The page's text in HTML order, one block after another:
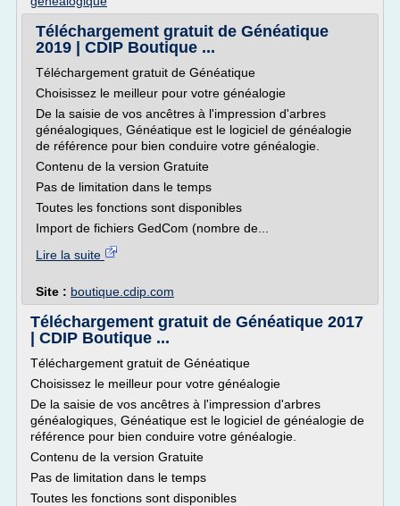
Téléchargement gratuit de Généatique
2019 | CDIP Boutique ...
Téléchargement gratuit de Généatique
Choisissez le meilleur pour votre généalogie
De la saisie de vos ancêtres à l'impression d'arbres
généalogiques, Généatique est le logiciel de généalogie
de référence pour bien conduire votre généalogie.
Contenu de la version Gratuite
Pas de limitation dans le temps
Toutes les fonctions sont disponibles
Import de fichiers GedCom (nombre de...
Lire la suite
Site : boutique.cdip.com
Téléchargement gratuit de Généatique 2017
| CDIP Boutique ...
Téléchargement gratuit de Généatique
Choisissez le meilleur pour votre généalogie
De la saisie de vos ancêtres à l'impression d'arbres
généalogiques, Généatique est le logiciel de généalogie de
référence pour bien conduire votre généalogie.
Contenu de la version Gratuite
Pas de limitation dans le temps
Toutes les fonctions sont disponibles